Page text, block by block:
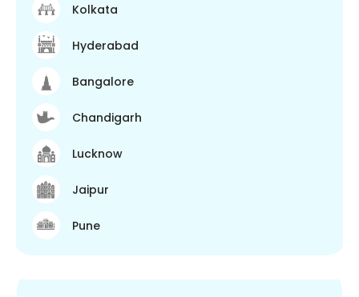
Kolkata
Hyderabad
Bangalore
Chandigarh
Lucknow
Jaipur
Pune